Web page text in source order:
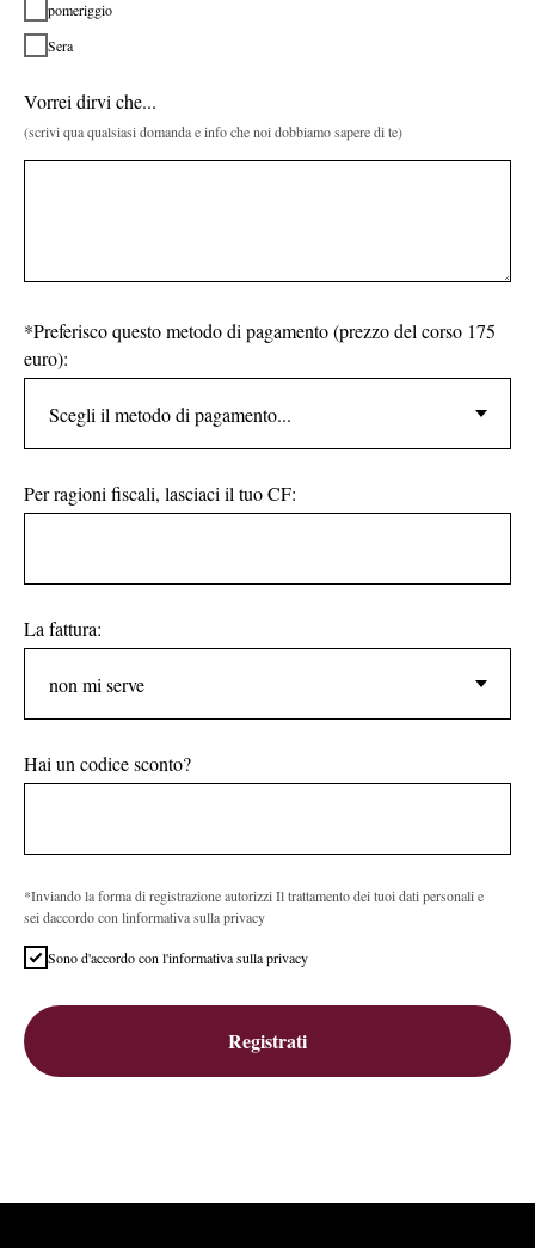
pomeriggio
Sera
Vorrei dirvi che...
(scrivi qua qualsiasi domanda e info che noi dobbiamo sapere di te)
*Preferisco questo metodo di pagamento (prezzo del corso 175
euro):
Per ragioni fiscali, lasciaci il tuo CF:
La fattura:
Hai un codice sconto?
*Inviando la forma di registrazione autorizzi Il trattamento dei tuoi dati personali e
sei daccordo con linformativa sulla privacy
Sono d'accordo con l'informativa sulla privacy
Registrati